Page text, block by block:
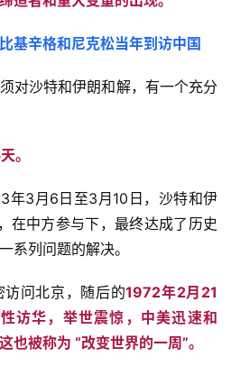
对沙特和伊朗和解，有一个充分
。
年3月6日至3月10日，沙特和伊
在中方参与下，最终达成了历史
系列问题的解决。
问北京，随后的1972年2月21
访华，举世震惊，中美迅速和
也被称为 “改变世界的一周”。